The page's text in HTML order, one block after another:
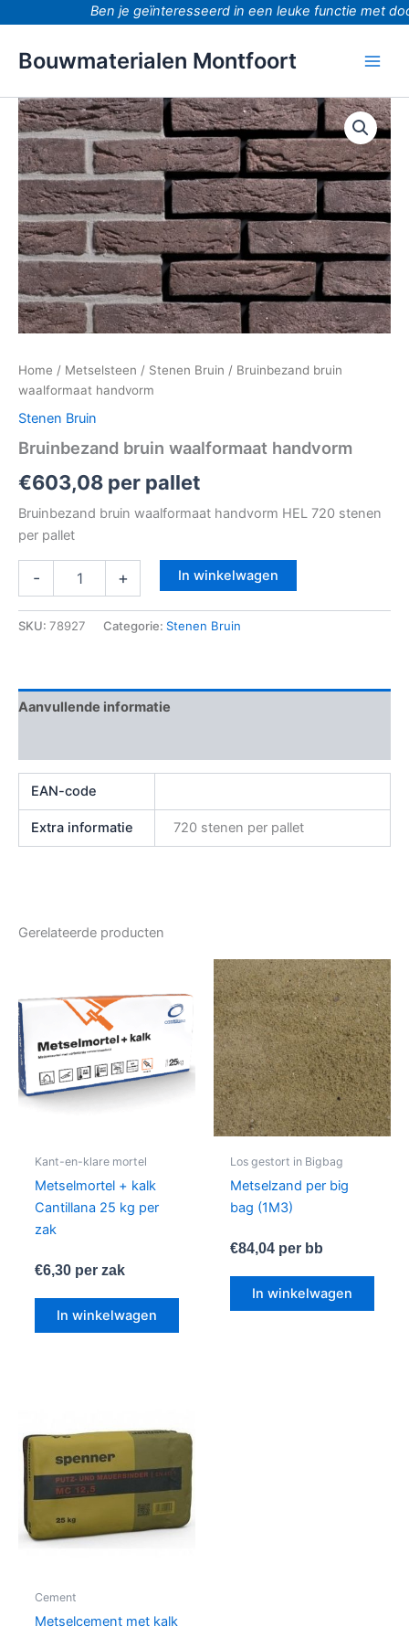
Ben je geïnteresseerd in een leuke functie met
Bouwmaterialen Montfoort
Home / Metselsteen / Stenen Bruin / Bruinbezand bruin
waalformaat handvorm
Stenen Bruin
Bruinbezand bruin waalformaat handvorm
€603,08 per pallet
Bruinbezand bruin waalformaat handvorm HEL 720 stenen
per pallet
-
Bruinbezand
bruin
waalformaat
handvorm
aantal
+ In winkelwagen
SKU: 78927 Categorie: Stenen Bruin
Aanvullende informatie
EAN-code
Extra informatie 720 stenen per pallet
Gerelateerde producten
Kant-en-klare mortel
Metselmortel + kalk
Cantillana 25 kg per
zak
€6,30per zak
In winkelwagen
Los gestort in Bigbag
Metselzand per big
bag (1M3)
€84,04per bb
In winkelwagen
Cement
Metselcement met kalk